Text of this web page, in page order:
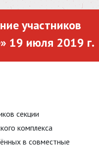
участников
19 июля 2019 г.
секции
комплекса
в совместные